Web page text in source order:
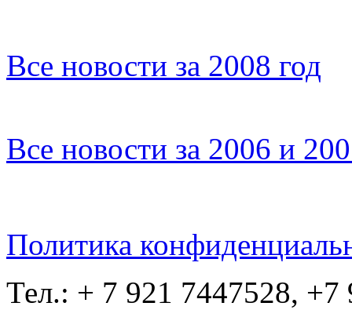
Все новости за 2008 год
Все новости за 2006 и
Политика
Тел.: + 7 921 7447528, +7